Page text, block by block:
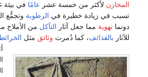
المخازن لأكثر من خمسة عشر عامًا في بيئة
تسبب في زيادة خطيرة في الرطوبة وتجمُّع
دونما تهوية مما جعل آثار التآكل من الأملاح
للآثار بالقذائف، كما دُمرت وثائق مثل